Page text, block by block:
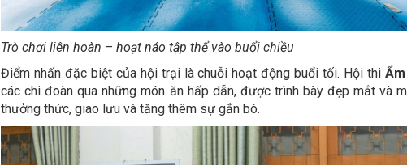
Trò chơi liên hoàn – hoạt náo tập thể vào buổi chiều
Điểm nhấn đặc biệt của hội trại là chuỗi hoạt động buổi tối. Hội thi
các chi đoàn qua những món ăn hấp dẫn, được trình bày đẹp mắt và
thưởng thức, giao lưu và tăng thêm sự gắn bó.